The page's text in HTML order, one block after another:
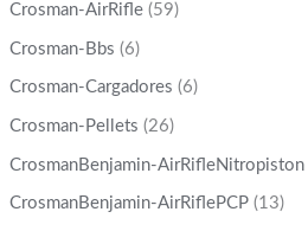
Crosman-AirRifle (59)
Crosman-Bbs (6)
Crosman-Cargadores (6)
Crosman-Pellets (26)
CrosmanBenjamin-AirRifleNitropiston
CrosmanBenjamin-AirRiflePCP (13)